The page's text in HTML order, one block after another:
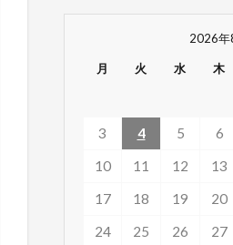
2026年
月 火 水 木
3
4 5 6
10
11 12 13
17
18 19 20
24
25 26 27